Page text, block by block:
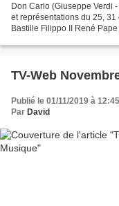
Don Carlo (Giuseppe Verdi
et représentations du 25,
Bastille Filippo II René
TV-Web
Publié le 01/11/2019 à 12:45
Par David